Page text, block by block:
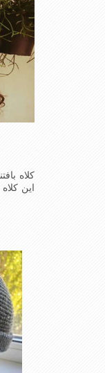
کلاه
این
که